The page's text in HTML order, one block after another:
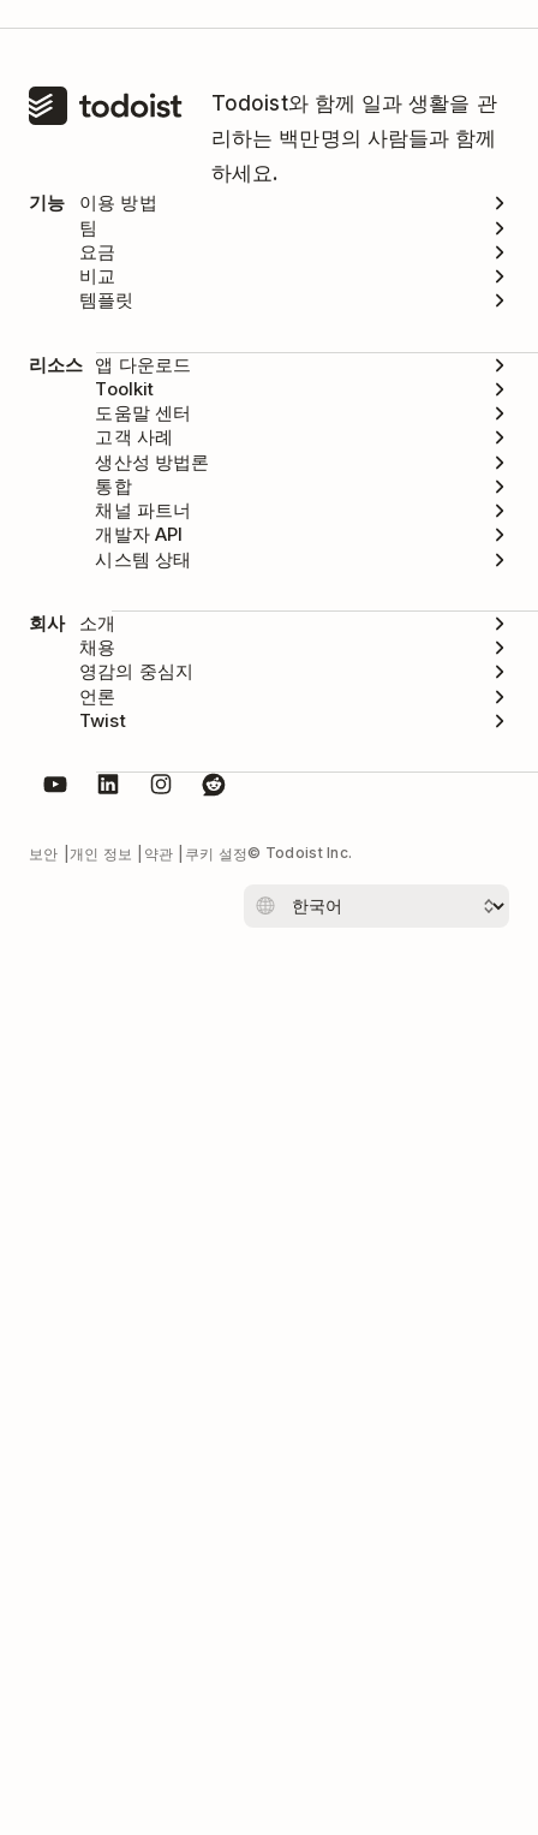
Todoist와 함께 일과 생활을 관
리하는 백만명의 사람들과 함께
하세요.
기능
이용 방법
팀
요금
비교
템플릿
리소스 앱 다운로드
Toolkit
도움말 센터
고객 사례
생산성 방법론
통합
채널 파트너
개발자 API
시스템 상태
회사
소개
채용
영감의 중심지
언론
Twist
보안 개인 정보 약관 쿠키 설정© Todoist Inc.